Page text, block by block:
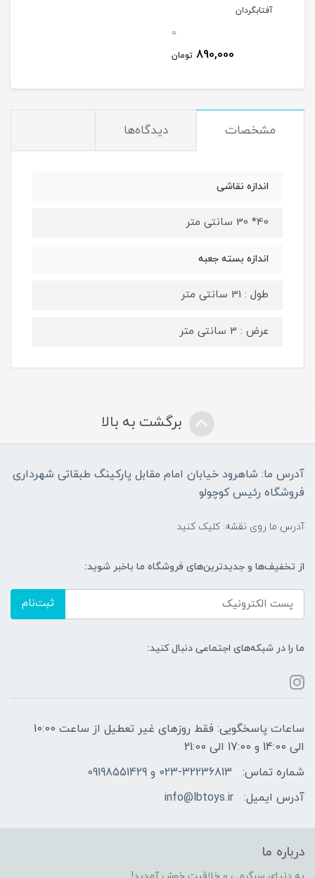
آفتابگردان
0
890,000 تومان
مشخصات دیدگاه‌ها
اندازه نقاشی
40* 30 سانتی متر
اندازه بسته جعبه
طول : 31 سانتی متر
عرض : 3 سانتی متر
برگشت به بالا
آدرس ما: شاهرود خیابان امام مقابل پارکینگ طبقاتی شهرداری
فروشگاه رئیس کوچولو
آدرس ما روی نقشه: کلیک کنید
از تخفیف‌ها و جدیدترین‌های فروشگاه ما باخبر شوید:
ثبت‌نام
ما را در شبکه‌های اجتماعی دنبال کنید:
ساعات پاسخگویی: فقط روزهای غیر تعطیل از ساعت 10:00
الی 14:00 و 17:00 الی 21:00
شماره تماس:
023-32236813 و 09198551429
آدرس ایمیل:
info@lbtoys.ir
درباره ما